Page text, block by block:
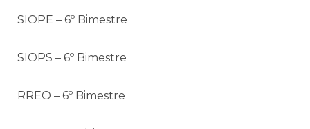
SIOPE – 6º Bimestre
SIOPS – 6º Bimestre
RREO – 6º Bimestre